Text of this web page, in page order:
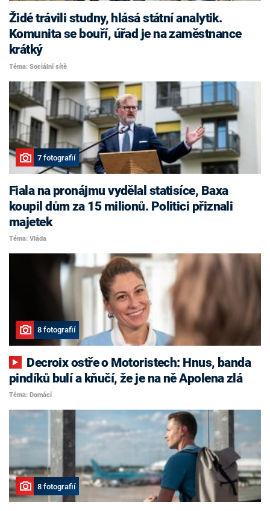
Židé trávili studny, hlásá státní analytik.
Komunita se bouří, úřad je na zaměstnance
krátký
Téma: Sociální sítě
7 fotografií
Fiala na pronájmu vydělal statisíce, Baxa
koupil dům za 15 milionů. Politici přiznali
majetek
Téma: Vláda
8 fotografií
pindíků bulí a kňučí, že je na ně Apolena zlá
Téma: Domácí
8 fotografií